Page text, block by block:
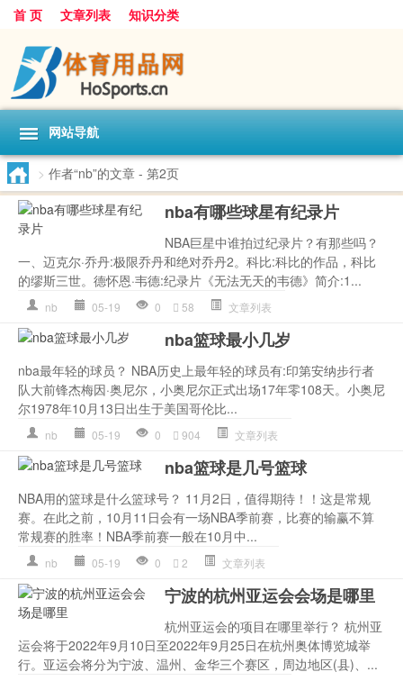
首 页 文章列表 知识分类
网站导航
> 作者“nb”的文章 - 第2页
nba有哪些球星有纪录片
NBA巨星中谁拍过纪录片？有那些吗？
一、迈克尔·乔丹:极限乔丹和绝对乔丹2。科比:科比的作品，科比
的缪斯三世。德怀恩·韦德:纪录片《无法无天的韦德》简介:1...
nb 05-19 0 58 文章列表
nba篮球最小几岁
nba最年轻的球员？ NBA历史上最年轻的球员有:印第安纳步行者
队大前锋杰梅因·奥尼尔，小奥尼尔正式出场17年零108天。小奥尼
尔1978年10月13日出生于美国哥伦比...
nb 05-19 0 904 文章列表
nba篮球是几号篮球
NBA用的篮球是什么篮球号？ 11月2日，值得期待！！这是常规
赛。在此之前，10月11日会有一场NBA季前赛，比赛的输赢不算
常规赛的胜率！NBA季前赛一般在10月中...
nb 05-19 0 2 文章列表
宁波的杭州亚运会会场是哪里
杭州亚运会的项目在哪里举行？ 杭州亚
运会将于2022年9月10日至2022年9月25日在杭州奥体博览城举
行。亚运会将分为宁波、温州、金华三个赛区，周边地区(县)、...